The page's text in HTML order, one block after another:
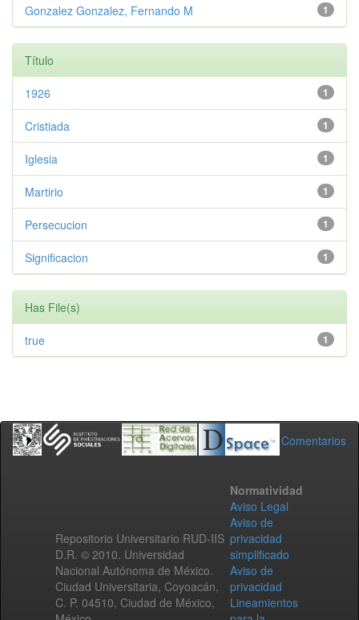
1
Gonzalez Gonzalez, Fernando M
Título
1
1926
1
Cristiada
1
Iglesia
1
Martirio
1
Persecucion
1
Significacion
Has File(s)
1
true
Comentarios
Repositorio Universitario RUD-IIS
D.R. © 2010. Universidad
Nacional Autónoma de México.
Ciudad Universitaria, Coyoacán,
C. P. 04510, Ciudad de México,
Normatividad
Aviso Legal
Aviso de
privacidad
simplificado
Aviso de
privacidad
Lineamientos